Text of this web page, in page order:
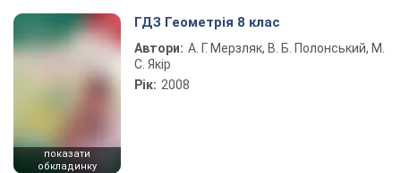
показати
обкладинку
ГДЗ Геометрія 8 клас
Автори: А. Г. Мерзляк, В. Б. Полонський, М.
С. Якір
Рік: 2008